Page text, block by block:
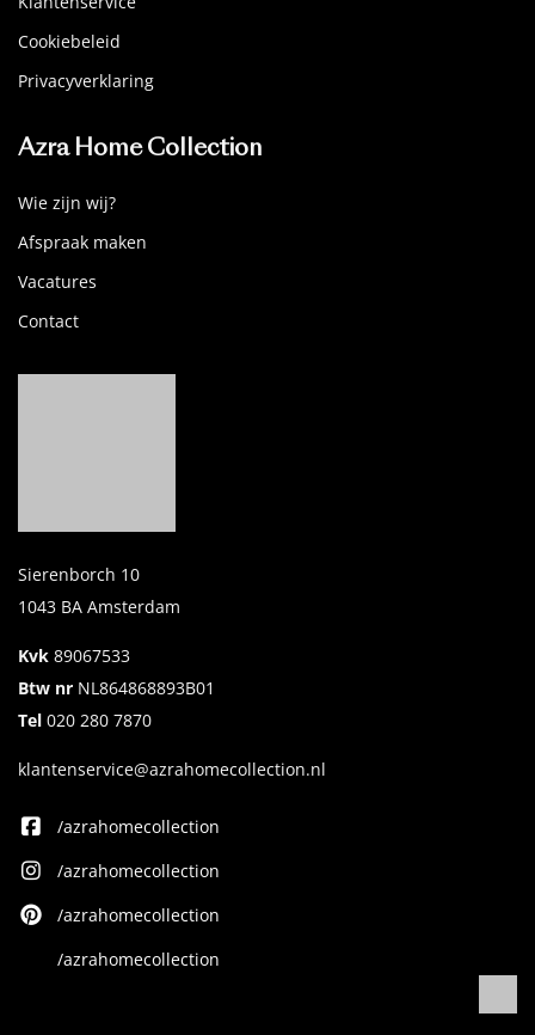
Cookiebeleid
Privacyverklaring
Azra Home Collection
Wie zijn wij?
Afspraak maken
Vacatures
Contact
Sierenborch 10
1043 BA Amsterdam
Kvk 89067533
Btw nr NL864868893B01
Tel 020 280 7870
klantenservice@azrahomecollection.nl
/azrahomecollection
/azrahomecollection
/azrahomecollection
/azrahomecollection